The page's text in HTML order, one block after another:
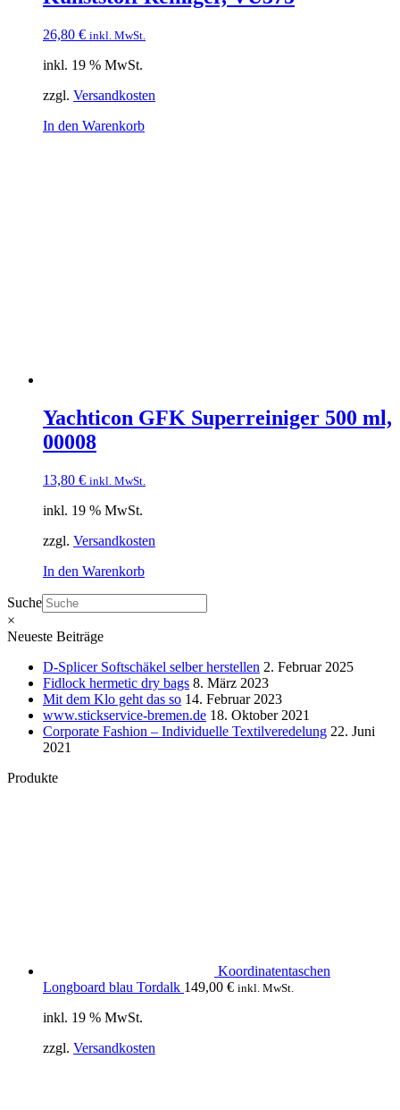
26,80 € inkl. MwSt.
inkl. 19 % MwSt.
zzgl. Versandkosten
In den Warenkorb
Yachticon GFK Superreiniger 500 ml,
00008
13,80 € inkl. MwSt.
inkl. 19 % MwSt.
zzgl. Versandkosten
In den Warenkorb
Suche
×
Neueste Beiträge
D-Splicer Softschäkel selber herstellen 2. Februar 2025
Fidlock hermetic dry bags 8. März 2023
Mit dem Klo geht das so 14. Februar 2023
www.stickservice-bremen.de 18. Oktober 2021
Corporate Fashion – Individuelle Textilveredelung 22. Juni
2021
Produkte
Koordinatentaschen
Longboard blau Tordalk 149,00 € inkl. MwSt.
inkl. 19 % MwSt.
zzgl. Versandkosten